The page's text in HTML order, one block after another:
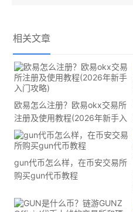
相关文章
欧易怎么注册？欧易okx交易所
注册及使用教程(2026年新手入
门攻略)
gun代币怎么样，在币安交易所
购买gun代币教程